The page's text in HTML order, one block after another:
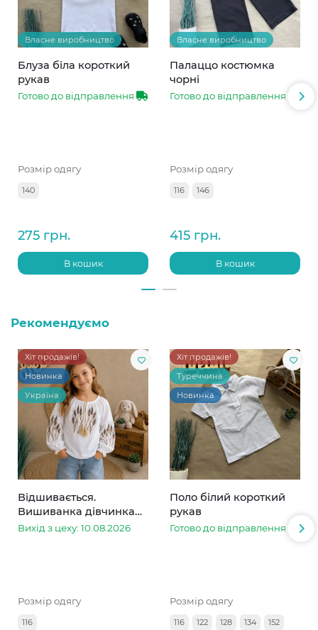
Власне виробництво
Блуза біла короткий
рукав
Готово до відправлення
Розмір одягу
140
275 грн.
В кошик
Власне виробництво
Палаццо костюмка
чорні
Готово до відправлення
Розмір одягу
116 146
415 грн.
В кошик
Рекомендуємо
Хіт продажів!
Новинка
Україна
Відшивається.
Вишиванка дівчинка
колоски
Вихід з цеху: 10.08.2026
Розмір одягу
116
Хіт продажів!
Туреччина
Новинка
Поло білий короткий
рукав
Готово до відправлення
Розмір одягу
116 122 128 134
152